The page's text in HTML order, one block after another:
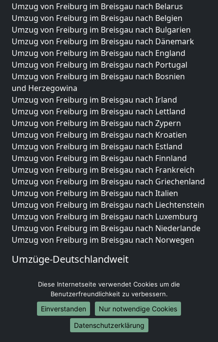
Umzug von Freiburg im Breisgau nach Belarus
Umzug von Freiburg im Breisgau nach Belgien
Umzug von Freiburg im Breisgau nach Bulgarien
Umzug von Freiburg im Breisgau nach Dänemark
Umzug von Freiburg im Breisgau nach England
Umzug von Freiburg im Breisgau nach Portugal
Umzug von Freiburg im Breisgau nach Bosnien
und Herzegowina
Umzug von Freiburg im Breisgau nach Irland
Umzug von Freiburg im Breisgau nach Lettland
Umzug von Freiburg im Breisgau nach Zypern
Umzug von Freiburg im Breisgau nach Kroatien
Umzug von Freiburg im Breisgau nach Estland
Umzug von Freiburg im Breisgau nach Finnland
Umzug von Freiburg im Breisgau nach Frankreich
Umzug von Freiburg im Breisgau nach Griechenland
Umzug von Freiburg im Breisgau nach Italien
Umzug von Freiburg im Breisgau nach Liechtenstein
Umzug von Freiburg im Breisgau nach Luxemburg
Umzug von Freiburg im Breisgau nach Niederlande
Umzug von Freiburg im Breisgau nach Norwegen
Umzüge-Deutschlandweit
Umzug von Freiburg im Breisgau nach Hamburg
Umzug von Freiburg im Breisgau nach München
Umzug von Freiburg im Breisgau nach Köln
Umzug von Freiburg im Breisgau nach Frankfurt am
Diese Internetseite verwendet Cookies um die
Benutzerfreundlichkeit zu verbessern.
Einverstanden
Nur notwendige Cookies
Datenschutzerklärung